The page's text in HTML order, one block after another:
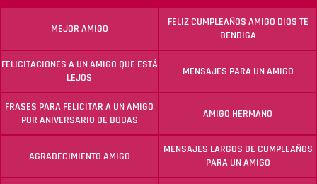
MEJOR AMIGO
FELIZ CUMPLEAÑOS AMIGO DIOS TE
BENDIGA
FELICITACIONES A UN AMIGO QUE ESTÁ
LEJOS
MENSAJES PARA UN AMIGO
FRASES PARA FELICITAR A UN AMIGO
POR ANIVERSARIO DE BODAS
AMIGO HERMANO
AGRADECIMIENTO AMIGO
MENSAJES LARGOS DE CUMPLEAÑOS
PARA UN AMIGO